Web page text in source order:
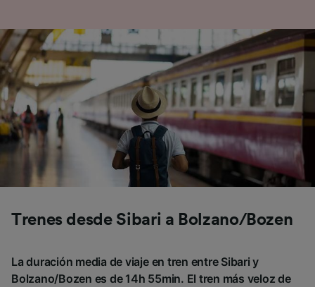
Trenes desde Sibari a Bolzano/Bozen
La duración media de viaje en tren entre Sibari y
Bolzano/Bozen es de 14h 55min. El tren más veloz de